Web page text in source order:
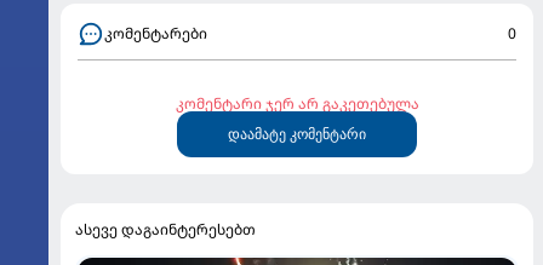
კომენტარები 0
კომენტარი ჯერ არ გაკეთებულა
დაამატე კომენტარი
ასევე დაგაინტერესებთ